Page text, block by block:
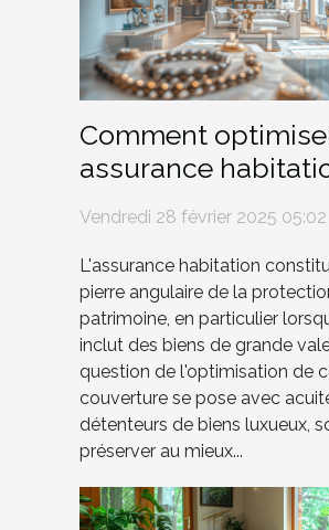
Comment
assurance
pour les biens de
Vendredi 28 février 2025 05:02
L'assurance habitation
pierre angulaire de la
patrimoine, en particulier
inclut des biens de grande
question de l'optimisation de
couverture se pose avec
détenteurs de biens luxueux,
préserver au mieux...